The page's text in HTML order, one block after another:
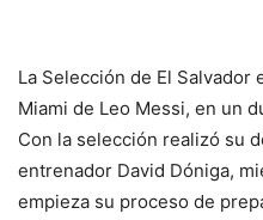
La Selección de El Salvador
Miami de Leo Messi, en un
Con la selección realizó su
entrenador David Dóniga,
empieza su proceso de